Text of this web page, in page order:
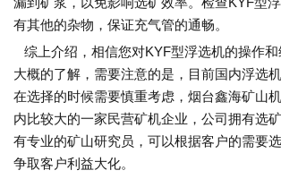
有其他的杂物，保证充气管的通畅。
综上介绍，相信您对KYF型浮选机的操作
大概的了解，需要注意的是，目前国内浮选
在选择的时候需要慎重考虑，烟台鑫海矿山
内比较大的一家民营矿机企业，公司拥有选
有专业的矿山研究员，可以根据客户的需要
争取客户利益大化。